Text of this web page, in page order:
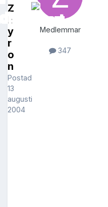
Z
h
y
r
o
n
Postad
13
augusti
2004
Medlemmar
347